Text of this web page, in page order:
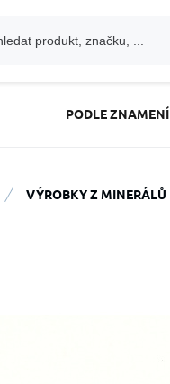
PODLE ZNAMENÍ
VÝROBKY Z MINERÁLŮ